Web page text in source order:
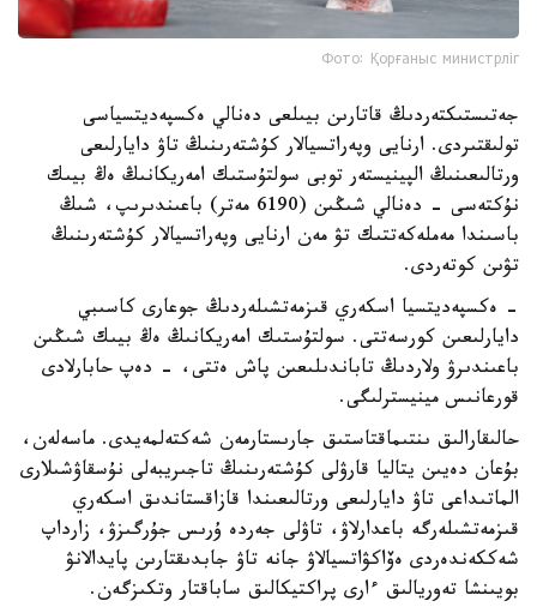
Фото: Қорғаныс министрліг
جەتىستىكتەردىڭ قاتارىن بيىلعى دەنالي ەكسپەديتسياسى
تولىقتىردى. ارنايى وپەراتسيالار كۇشتەرىنىڭ تاۋ دايارلىعى
ورتالىعىنىڭ الپينيستەر توبى سولتۇستىك امەريكانىڭ ەڭ بيىك
نۇكتەسى - دەنالي شىڭىن (6190 مەتر) باعىندىرىپ، شىڭ
باسىندا مەملەكەتتىك تۋ مەن ارنايى وپەراتسيالار كۇشتەرىنىڭ
تۋىن كوتەردى.
- ەكسپەديتسيا اسكەري قىزمەتشىلەردىڭ جوعارى كاسىبي
دايارلىعىن كورسەتتى. سولتۇستىك امەريكانىڭ ەڭ بيىك شىڭىن
باعىندىرۋ ولاردىڭ تاباندىلىعىن پاش ەتتى، - دەپ حابارلادى
قورعانىس مينيسترلىگى.
حالىقارالىق ىنتىماقتاستىق جارىستارمەن شەكتەلمەيدى. ماسەلەن،
بۇعان دەيىن يتاليا قارۋلى كۇشتەرىنىڭ تاجىريبەلى نۇسقاۋشىلارى
الماتىداعى تاۋ دايارلىعى ورتالىعىندا قازاقستاندىق اسكەري
قىزمەتشىلەرگە باعدارلاۋ، تاۋلى جەردە ۇرىس جۇرگىزۋ، زارداپ
شەككەندەردى ەۆاكۋاتسيالاۋ جانە تاۋ جابدىقتارىن پايدالانۋ
بويىنشا تەوريالىق ءارى پراكتيكالىق ساباقتار وتكىزگەن.